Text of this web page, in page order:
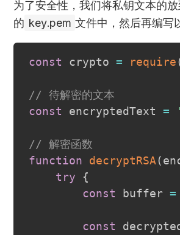
为了安全性，我们将私钥文本的
的 key.pem 文件中，然后再编写
const crypto = require
// 待解密的文本
const encryptedText =
// 解密函数
function
decryptRSA(
try
{
const buffer =
const